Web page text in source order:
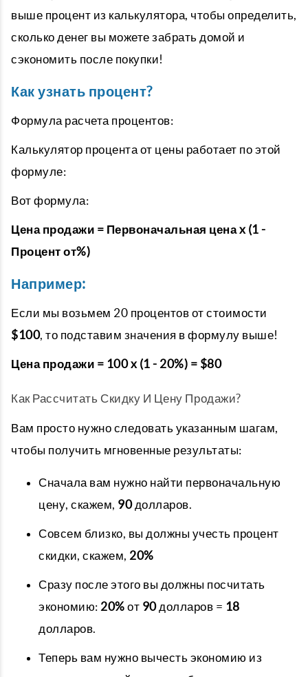
выше процент из калькулятора, чтобы определить,
сколько денег вы можете забрать домой и
сэкономить после покупки!
Как узнать процент?
Формула расчета процентов:
Калькулятор процента от цены работает по этой
формуле:
Вот формула:
Цена продажи = Первоначальная цена x (1 -
Процент от%)
Например:
Если мы возьмем 20 процентов от стоимости
$100, то подставим значения в формулу выше!
Цена продажи = 100 x (1 - 20%) = $80
Как Рассчитать Скидку И Цену Продажи?
Вам просто нужно следовать указанным шагам,
чтобы получить мгновенные результаты:
Сначала вам нужно найти первоначальную
цену, скажем, 90долларов.
Совсем близко, вы должны учесть процент
скидки, скажем, 20%
Сразу после этого вы должны посчитать
экономию: 20% от 90 долларов = 18
долларов.
Теперь вам нужно вычесть экономию из